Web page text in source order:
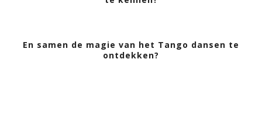
En samen de magie van het Tango dansen te
ontdekken?